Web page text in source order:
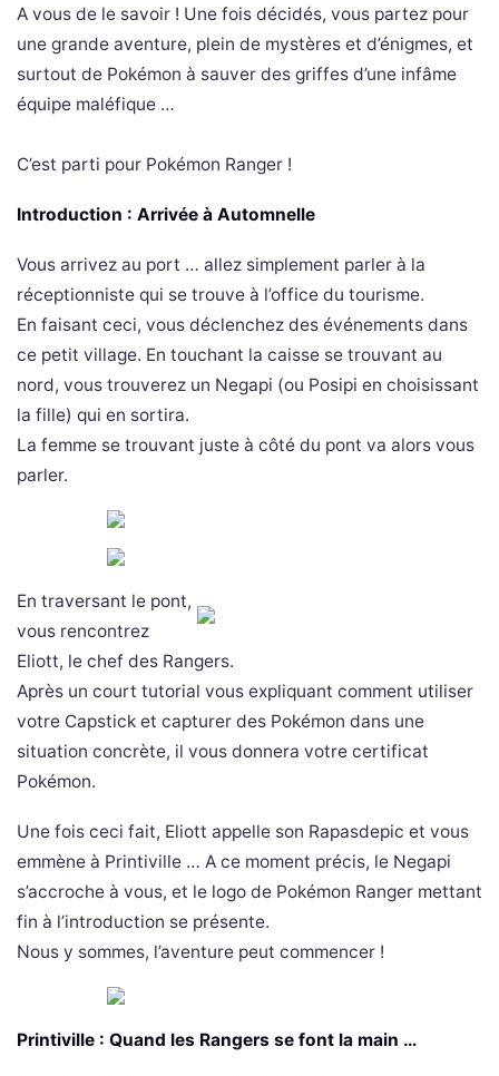
A vous de le savoir ! Une fois décidés, vous partez pour
une grande aventure, plein de mystères et d’énigmes, et
surtout de Pokémon à sauver des griffes d’une infâme
équipe maléfique …
C’est parti pour Pokémon Ranger !
Introduction : Arrivée à Automnelle
Vous arrivez au port … allez simplement parler à la
réceptionniste qui se trouve à l’office du tourisme.
En faisant ceci, vous déclenchez des événements dans
ce petit village. En touchant la caisse se trouvant au
nord, vous trouverez un Negapi (ou Posipi en choisissant
la fille) qui en sortira.
La femme se trouvant juste à côté du pont va alors vous
parler.
En traversant le pont,
vous rencontrez
Eliott, le chef des Rangers.
Après un court tutorial vous expliquant comment utiliser
votre Capstick et capturer des Pokémon dans une
situation concrète, il vous donnera votre certificat
Pokémon.
Une fois ceci fait, Eliott appelle son Rapasdepic et vous
emmène à Printiville … A ce moment précis, le Negapi
s’accroche à vous, et le logo de Pokémon Ranger mettant
fin à l’introduction se présente.
Nous y sommes, l’aventure peut commencer !
Printiville : Quand les Rangers se font la main …